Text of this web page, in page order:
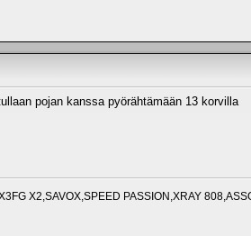
pojan kanssa pyörähtämään 13 korvilla
X2,SAVOX,SPEED PASSION,XRAY